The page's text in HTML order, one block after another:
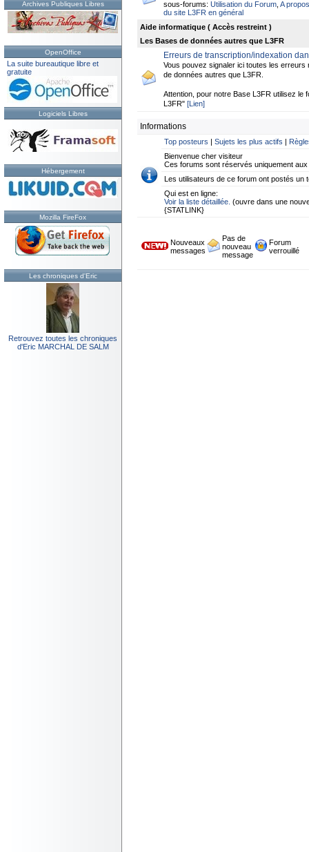
Archives Publiques Libres
OpenOffice
La suite bureautique libre et
gratuite
Logiciels Libres
Hébergement
Mozilla FireFox
Les chroniques d'Eric
Retrouvez toutes les chroniques
d'Eric MARCHAL DE SALM
sous-forums: Utilisation du Forum A
du site L3FR en général
Aide informatique ( Accès restreint )
Les Bases de données autres que L3FR
Erreurs de transcription/indexation
Vous pouvez signaler ici toutes les
de données autres que L3FR.
Attention, pour notre Base L3FR utilisez le
L3FR" [Lien]
Informations
Top posteurs | Sujets les plus actifs |
Bienvenue cher visiteur
Ces forums sont réservés uniquement
Les utilisateurs de ce forum ont postés un
Qui est en ligne:
Voir la liste détaillée. (ouvre dans une
{STATLINK}
Nouveaux
messages
Pas de
nouveau
message
Forum
verrouillé